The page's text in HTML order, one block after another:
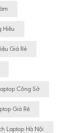
Hiêu
Giá Rẻ
Công Sở
Giá Rẻ
Laptop Hà Nội